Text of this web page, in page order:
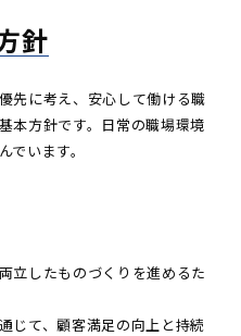
針
先に考え、安心して働ける職
本方針です。日常の職場環境
います。
立したものづくりを進めるた
じて、顧客満足の向上と持続